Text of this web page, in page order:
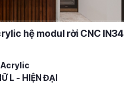
hệ modul rời CNC IN34
L - HIỆN ĐẠI